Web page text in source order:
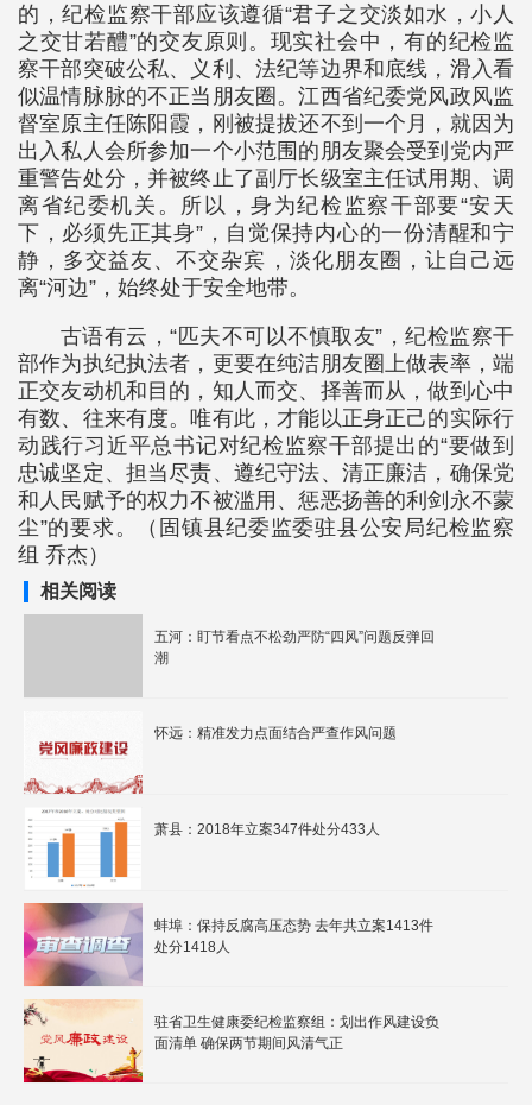
的，纪检监察干部应该遵循“君子之交淡如水，小人
之交甘若醴”的交友原则。现实社会中，有的纪检监
察干部突破公私、义利、法纪等边界和底线，滑入看
似温情脉脉的不正当朋友圈。江西省纪委党风政风监
督室原主任陈阳霞，刚被提拔还不到一个月，就因为
出入私人会所参加一个小范围的朋友聚会受到党内严
重警告处分，并被终止了副厅长级室主任试用期、调
离省纪委机关。所以，身为纪检监察干部要“安天
下，必须先正其身”，自觉保持内心的一份清醒和宁
静，多交益友、不交杂宾，淡化朋友圈，让自己远
离“河边”，始终处于安全地带。
古语有云，“匹夫不可以不慎取友”，纪检监察干
部作为执纪执法者，更要在纯洁朋友圈上做表率，端
正交友动机和目的，知人而交、择善而从，做到心中
有数、往来有度。唯有此，才能以正身正己的实际行
动践行习近平总书记对纪检监察干部提出的“要做到
忠诚坚定、担当尽责、遵纪守法、清正廉洁，确保党
和人民赋予的权力不被滥用、惩恶扬善的利剑永不蒙
尘”的要求。（固镇县纪委监委驻县公安局纪检监察
组 乔杰）
相关阅读
五河：盯节看点不松劲严防“四风”问题反弹回
潮
怀远：精准发力点面结合严查作风问题
萧县：2018年立案347件处分433人
蚌埠：保持反腐高压态势 去年共立案1413件
处分1418人
驻省卫生健康委纪检监察组：划出作风建设负
面清单 确保两节期间风清气正